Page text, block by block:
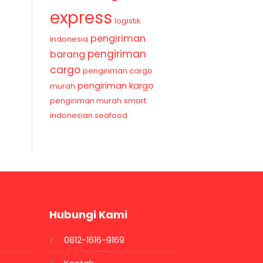
express logistik
Indonesia pengiriman
barang pengiriman
cargo pengiriman cargo
murah pengiriman kargo
pengiriman murah smart
indonesian seafood
Hubungi Kami
0812-1616-9169